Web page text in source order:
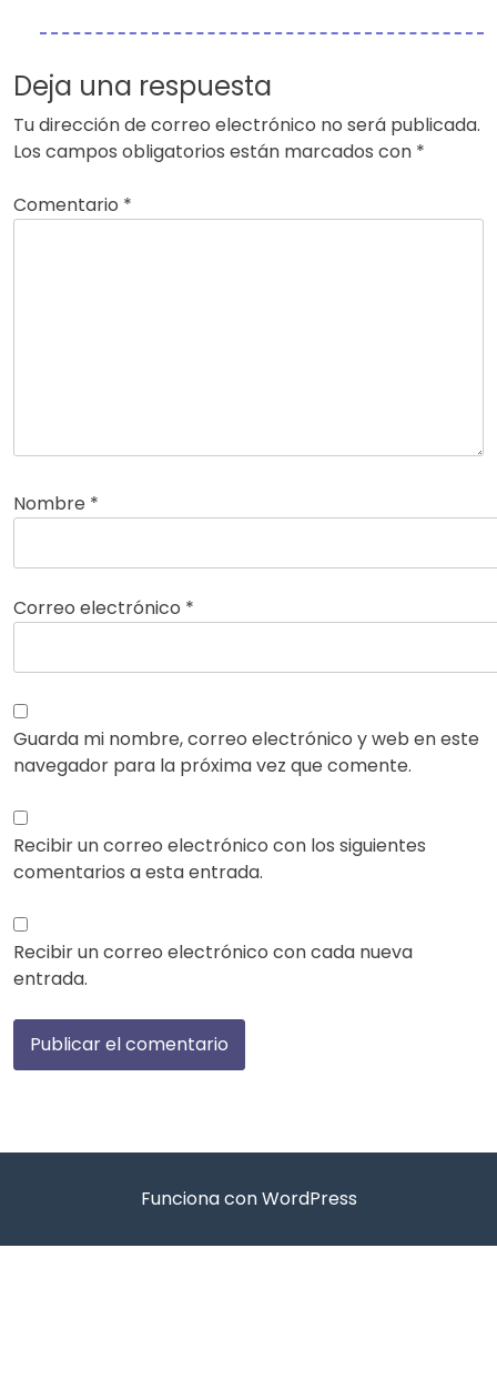
Deja una respuesta
Tu dirección de correo electrónico no será publicada.
Los campos obligatorios están marcados con *
Comentario *
Nombre *
Correo electrónico *
Guarda mi nombre, correo electrónico y web en este
navegador para la próxima vez que comente.
Recibir un correo electrónico con los siguientes
comentarios a esta entrada.
Recibir un correo electrónico con cada nueva
entrada.
Funciona con WordPress